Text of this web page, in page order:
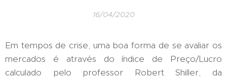
16/04/2020
Em tempos de crise, uma boa forma de se avaliar os
mercados é através do índice de Preço/Lucro
calculado pelo professor Robert Shiller, da